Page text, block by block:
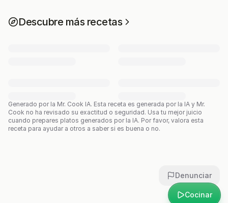
Cocinar
Descubre más recetas
Generado por la Mr. Cook IA. Esta receta es generada por la IA y Mr.
Cook no ha revisado su exactitud o seguridad. Usa tu mejor juicio
cuando prepares platos generados por la IA. Por favor, valora esta
receta para ayudar a otros a saber si es buena o no.
Denunciar